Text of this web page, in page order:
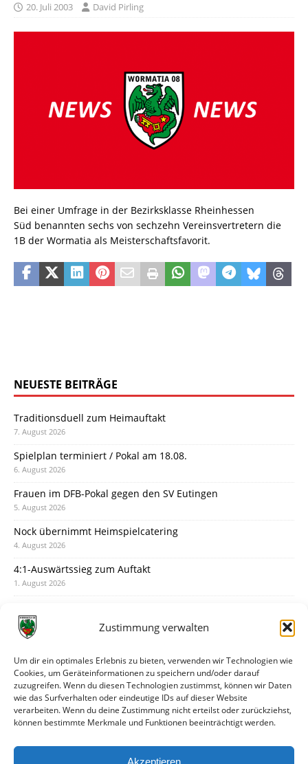
Zustimmung verwalten
Um dir ein optimales Erlebnis zu bieten, verwenden wir Technologien wie
Cookies, um Geräteinformationen zu speichern und/oder darauf
zuzugreifen. Wenn du diesen Technologien zustimmst, können wir Daten
wie das Surfverhalten oder eindeutige IDs auf dieser Website
verarbeiten. Wenn du deine Zustimmung nicht erteilst oder zurückziehst,
können bestimmte Merkmale und Funktionen beeinträchtigt werden.
Akzeptieren
20. Juli 2003 David Pirling
Bei einer Umfrage in der Bezirksklasse Rheinhessen
Süd benannten sechs von sechzehn Vereinsvertretern die
1B der Wormatia als Meisterschaftsfavorit.
NEUESTE BEITRÄGE
Traditionsduell zum Heimauftakt
7. August 2026
Spielplan terminiert / Pokal am 18.08.
6. August 2026
Frauen im DFB-Pokal gegen den SV Eutingen
5. August 2026
Nock übernimmt Heimspielcatering
4. August 2026
4:1-Auswärtssieg zum Auftakt
1. August 2026
31. Juli 2026
30. Juli 2026
Deine Spielminute: 89+1
28. Juli 2026
Neuer Rückensponsor
Neue Podcast-Folge: So tickt Björn!